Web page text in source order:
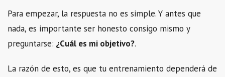
Para empezar, la respuesta no es simple. Y antes que
nada, es importante ser honesto consigo mismo y
preguntarse: ¿Cuál es mi objetivo?.
La razón de esto, es que tu entrenamiento dependerá de